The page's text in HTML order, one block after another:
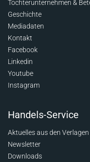
Tochterunternehmen &
Geschichte
Mediadaten
Kontakt
Facebook
Linkedin
Youtube
Instagram
Handels-Service
Aktuelles aus den Verlagen
Newsletter
Downloads